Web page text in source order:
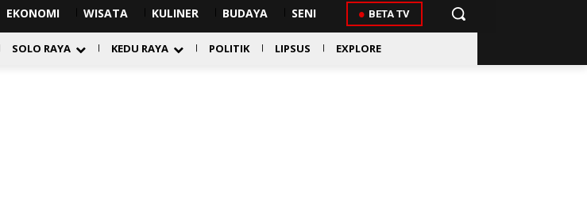
EKONOMI WISATA KULINER BUDAYA SENI BETA TV
SOLO RAYA KEDU RAYA POLITIK LIPSUS EXPLORE